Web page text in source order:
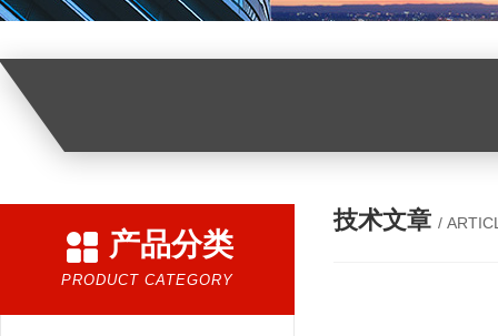
产品分类
PRODUCT CATEGORY
技术文章 /